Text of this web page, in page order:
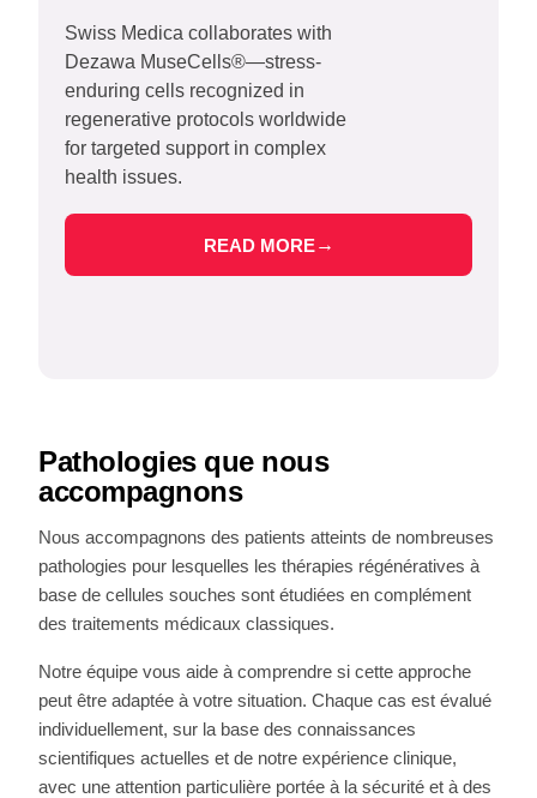
Swiss Medica collaborates with
Dezawa MuseCells®—stress-
enduring cells recognized in
regenerative protocols worldwide
for targeted support in complex
health issues.
READ MORE→
Pathologies que nous
accompagnons
Nous accompagnons des patients atteints de nombreuses
pathologies pour lesquelles les thérapies régénératives à
base de cellules souches sont étudiées en complément
des traitements médicaux classiques.
Notre équipe vous aide à comprendre si cette approche
peut être adaptée à votre situation. Chaque cas est évalué
individuellement, sur la base des connaissances
scientifiques actuelles et de notre expérience clinique,
avec une attention particulière portée à la sécurité et à des